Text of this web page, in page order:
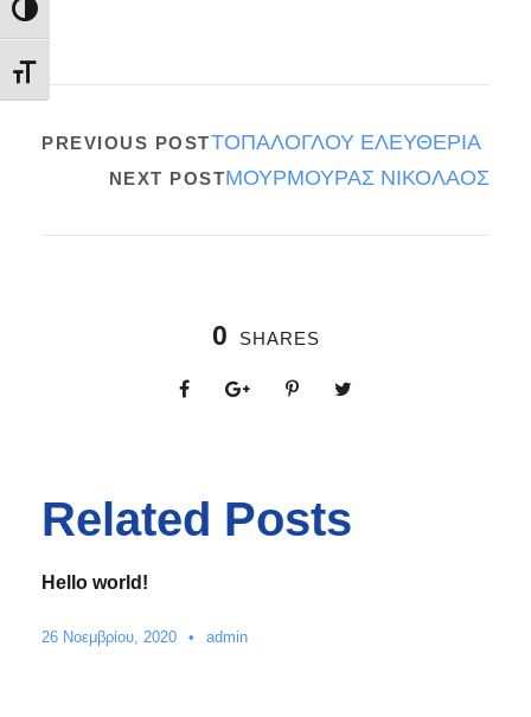
Εναλλαγή Υψηλής Αντίθεσης
Εναλλαγή Μεγέθους Γραμμάτων
PREVIOUS POSTΤΟΠΑΛΟΓΛΟΥ ΕΛΕΥΘΕΡΙΑ
NEXT POSTΜΟΥΡΜΟΥΡΑΣ ΝΙΚΟΛΑΟΣ
0 SHARES
Related Posts
Hello world!
26 Νοεμβρίου, 2020 • admin